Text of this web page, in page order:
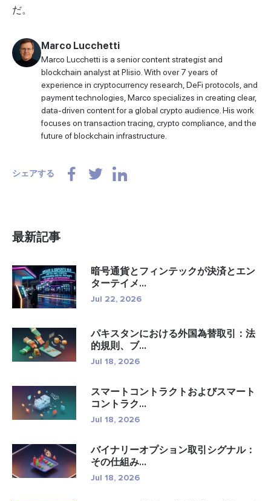
だ。
Marco Lucchetti
Marco Lucchetti is a senior content strategist and
blockchain analyst at Plisio. With over 7 years of
experience in cryptocurrency research, DeFi protocols, and
payment technologies, Marco specializes in creating clear,
data-driven content for a global crypto audience. His work
focuses on transaction tracing, crypto compliance, and the
future of blockchain infrastructure.
シェアする
最新記事
暗号通貨とフィンテックが決済とエン
ターテイメ...
Jul 22, 2026
パキスタンにおける外国為替取引：法
的規則、ブ...
Jul 18, 2026
スマートコントラクトおよびスマート
コントラク...
Jul 18, 2026
バイナリーオプション取引シグナル：
その仕組み...
Jul 18, 2026